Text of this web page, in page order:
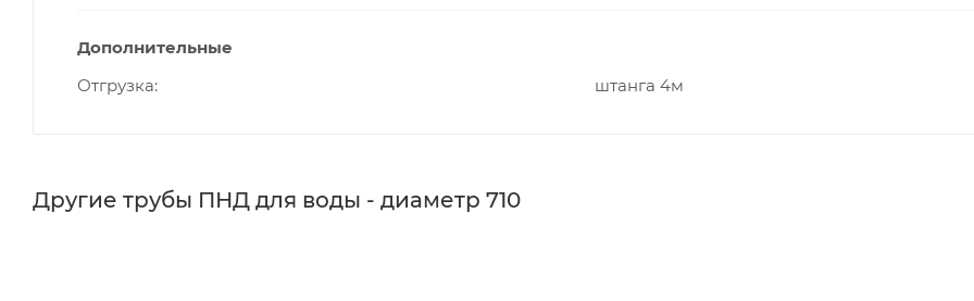
Дополнительные
Отгрузка
штанга 4м
Другие трубы ПНД для воды - диаметр 710